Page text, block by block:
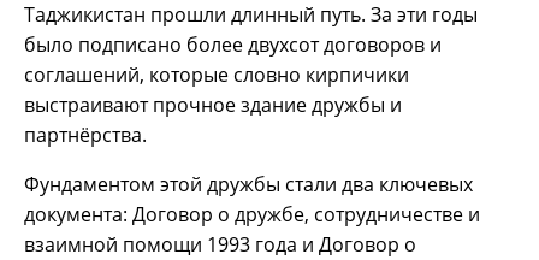
Таджикистан прошли длинный путь. За эти годы
было подписано более двухсот договоров и
соглашений, которые словно кирпичики
выстраивают прочное здание дружбы и
партнёрства.
Фундаментом этой дружбы стали два ключевых
документа: Договор о дружбе, сотрудничестве и
взаимной помощи 1993 года и Договор о